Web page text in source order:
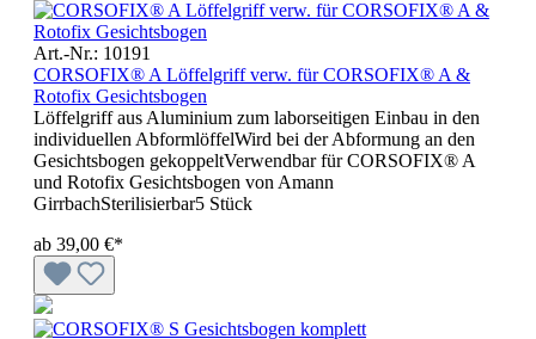
Art.-Nr.: 10191
CORSOFIX® A Löffelgriff verw. für CORSOFIX® A &
Rotofix Gesichtsbogen
Löffelgriff aus Aluminium zum laborseitigen Einbau in den
individuellen AbformlöffelWird bei der Abformung an den
Gesichtsbogen gekoppeltVerwendbar für CORSOFIX® A
und Rotofix Gesichtsbogen von Amann
GirrbachSterilisierbar5 Stück
ab 39,00 €*